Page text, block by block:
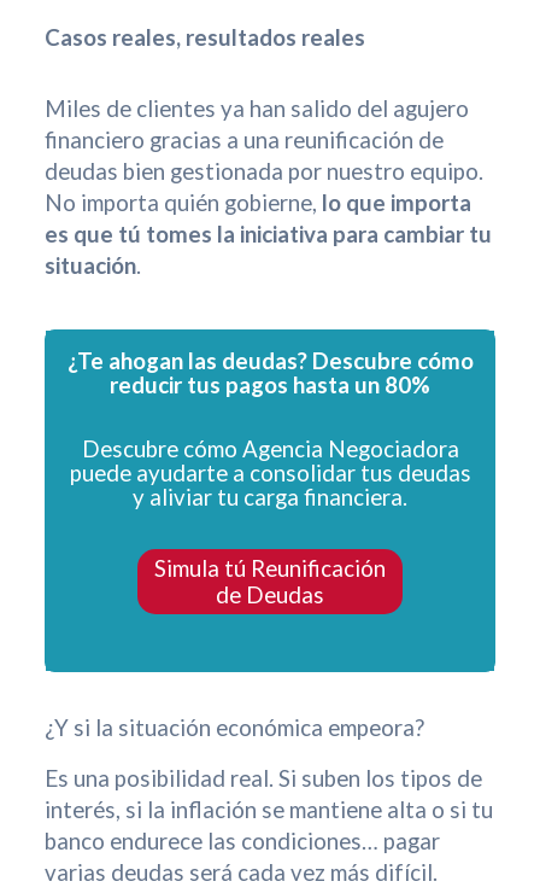
Casos reales, resultados reales
Miles de clientes ya han salido del agujero
financiero gracias a una reunificación de
deudas bien gestionada por nuestro equipo.
No importa quién gobierne, lo que importa
es que tú tomes la iniciativa para cambiar tu
situación.
¿Te ahogan las deudas? Descubre cómo
reducir tus pagos hasta un 80%
Descubre cómo Agencia Negociadora
puede ayudarte a consolidar tus deudas
y aliviar tu carga financiera.
Simula tú Reunificación
de Deudas
¿Y si la situación económica empeora?
Es una posibilidad real. Si suben los tipos de
interés, si la inflación se mantiene alta o si tu
banco endurece las condiciones… pagar
varias deudas será cada vez más difícil.